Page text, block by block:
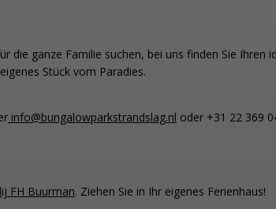
ganze Familie suchen, bei uns finden Sie Ihren
Stück vom Paradies.
info@bungalowparkstrandslag.nl oder +31 22 369
FH Buurman. Ziehen Sie in Ihr eigenes Ferienhaus!